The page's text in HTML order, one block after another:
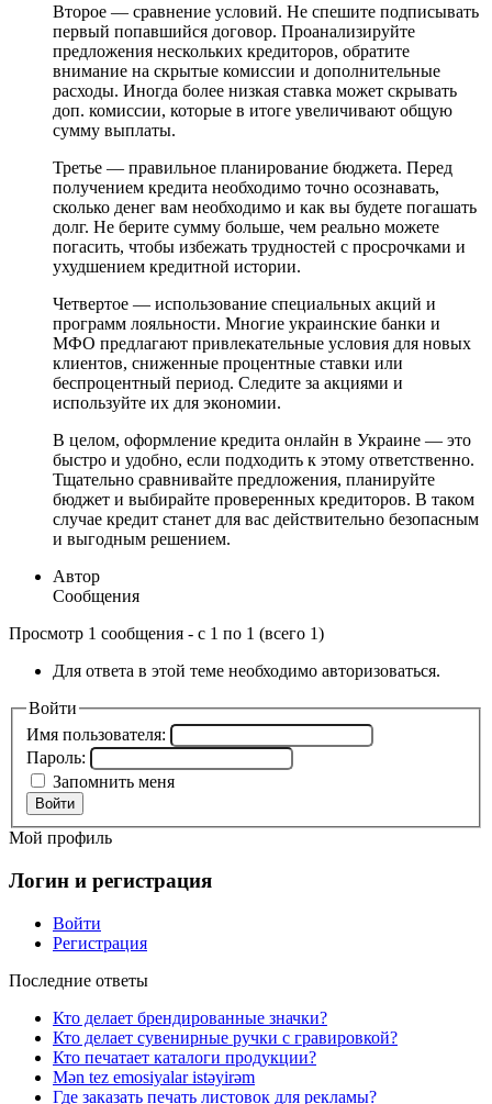
Второе — сравнение условий. Не спешите подписывать
первый попавшийся договор. Проанализируйте
предложения нескольких кредиторов, обратите
внимание на скрытые комиссии и дополнительные
расходы. Иногда более низкая ставка может скрывать
доп. комиссии, которые в итоге увеличивают общую
сумму выплаты.
Третье — правильное планирование бюджета. Перед
получением кредита необходимо точно осознавать,
сколько денег вам необходимо и как вы будете погашать
долг. Не берите сумму больше, чем реально можете
погасить, чтобы избежать трудностей с просрочками и
ухудшением кредитной истории.
Четвертое — использование специальных акций и
программ лояльности. Многие украинские банки и
МФО предлагают привлекательные условия для новых
клиентов, сниженные процентные ставки или
беспроцентный период. Следите за акциями и
используйте их для экономии.
В целом, оформление кредита онлайн в Украине — это
быстро и удобно, если подходить к этому ответственно.
Тщательно сравнивайте предложения, планируйте
бюджет и выбирайте проверенных кредиторов. В таком
случае кредит станет для вас действительно безопасным
и выгодным решением.
Автор
Сообщения
Просмотр 1 сообщения - с 1 по 1 (всего 1)
Для ответа в этой теме необходимо авторизоваться.
Войти
Имя пользователя:
Пароль:
Запомнить меня
Войти
Мой профиль
Логин и регистрация
Войти
Регистрация
Последние ответы
Кто делает брендированные значки?
Кто делает сувенирные ручки с гравировкой?
Кто печатает каталоги продукции?
Mən tez emosiyalar istəyirəm
Где заказать печать листовок для рекламы?